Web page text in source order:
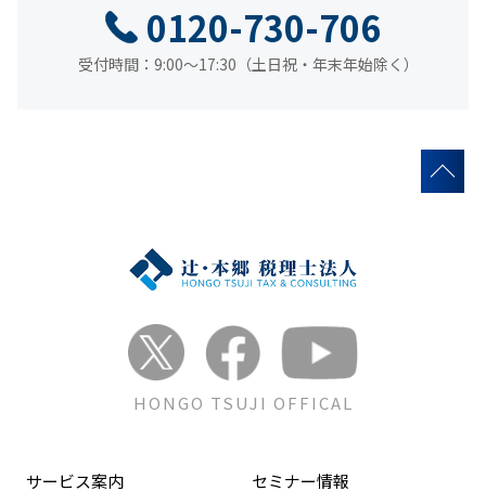
0120-730-706
受付時間：9:00～17:30（土日祝・年末年始除く）
HONGO TSUJI OFFICAL
サービス案内
セミナー情報